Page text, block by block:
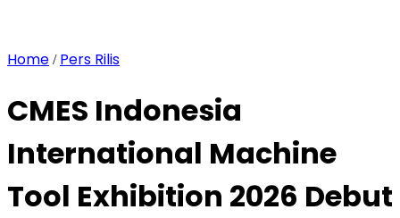
Home / Pers Rilis
CMES Indonesia
International Machine
Tool Exhibition 2026 Debut